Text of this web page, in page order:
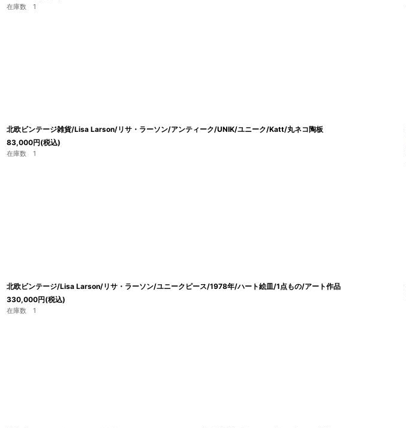
在庫数 1
北欧ビンテージ雑貨/Lisa Larson/リサ・ラーソン/アンティーク/UNIK/ユニーク/Katt/丸ネコ陶板
83,000円(税込)
在庫数 1
北欧ビンテージ/Lisa Larson/リサ・ラーソン/ユニークピース/1978年/ハート絵皿/1点もの/アート作品
330,000円(税込)
在庫数 1